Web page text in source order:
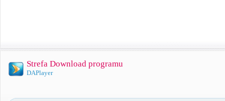
Strefa Download programu
DAPlayer